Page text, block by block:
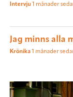
Intervju 1 månader
Jag minns alla
Krönika 1 månader